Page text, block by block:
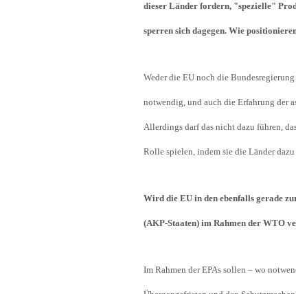
dieser Länder fordern, "spezielle"
sperren sich dagegen. Wie
Weder die EU noch die
notwendig, und auch die Erfahrung der
Allerdings darf das nicht dazu führen,
Rolle spielen, indem sie die Länder
Wird die EU in den ebenfalls gerade
(AKP-Staaten) im Rahmen der WTO
Im Rahmen der EPAs sollen – wo